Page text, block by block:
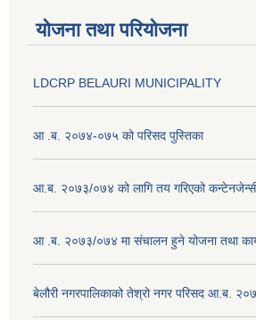
योजना तथा परियोजना
LDCRP BELAURI MUNICIPALITY
आ .ब. २०७४-०७५ को परिसद पुस्तिका
आ.ब. २०७३/०७४ को लागि तय गरिएको
आ .ब. २०७३/०७४ मा संचालन हुने योजना तथा
बेलौरी नगरपालिकाको तेश्रो नगर परिसद आ.ब.